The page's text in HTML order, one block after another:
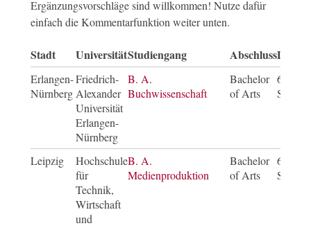
Ergänzungsvorschläge sind willkommen! Nutze dafür
einfach die Kommentarfunktion weiter unten.
Stadt UniversitätStudiengang AbschlussDauer
Erlangen-
Nürnberg
Friedrich-
Alexander
Universität
Erlangen-
Nürnberg
B. A.
Buchwissenschaft
Bachelor
of Arts
6
Leipzig
Hochschule
für
Technik,
Wirtschaft
und
B. A.
Medienproduktion
Bachelor
of Arts
6